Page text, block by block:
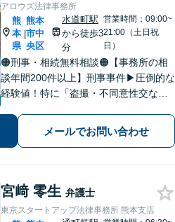
アロウズ法律事務所
熊
本
県
|
熊本
市中
央区
水道町駅
から徒歩3
分
営業時間：09:00~
21:00（土日祝
日）
🟠刑事・相続無料相談🟠【事務所の相
談年間200件以上】刑事事件▶︎圧倒的な
経験値！特に「盗撮・不同意性交など
局・証券会社」勤務で培った税の知識
を生かし、依頼者に寄り添った強いパ
メールでお問い合わせ
宮﨑 零生 弁護士
東京スタートアップ法律事務所 熊本支店